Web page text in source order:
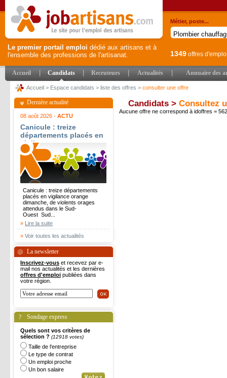
Le premier portail emploi dédié aux artisans et à
l'ensemble des professions de l'artisanat.
Métier, poste...
1349 offres
Accueil Candidats Recruteurs Actualités Annuaire des
Accueil > Espace candidats > liste des offres > consulter une offre
Dernière actualité
08 août 2026 - ACTU
Canicule : treize
départements placés en
vigilance orange
dimanche, de violents
orages attendus dans le
Sud-Ouest - Sud Ouest
Canicule : treize départements
placés en vigilance orange
dimanche, de violents orages
attendus dans le Sud-
Ouest Sud...
» Lire la suite
» Voir toutes les actualités
La newsletter
Inscrivez-vous et recevez par e-
mail nos actualités et les dernières
offres d'emploi publiées dans
votre région.
Sondage express
Quels sont vos critères de
sélection ? (12918 votes)
Taille de l'entreprise
Le type de contrat
Un emploi proche
Un bon salaire
Candidats > Consultez
Aucune offre ne correspond à idoffres =